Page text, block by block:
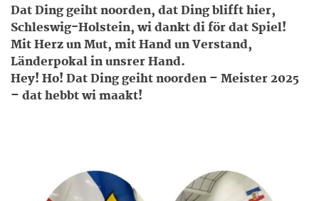
Dat Ding geiht noorden, dat Ding blifft hier,
Schleswig-Holstein, wi dankt di för dat Spiel!
Mit Herz un Mut, mit Hand un Verstand,
Länderpokal in unsrer Hand.
Hey! Ho! Dat Ding geiht noorden – Meister 2025
– dat hebbt wi maakt!